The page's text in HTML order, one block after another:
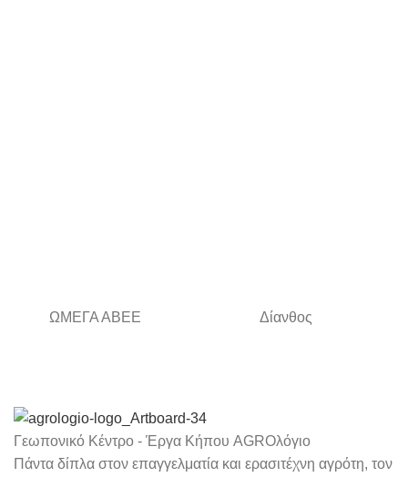
ΩΜΕΓΑ ΑΒΕΕ Δίανθος
Γεωπονικό Κέντρο - Έργα Κήπου AGROλόγιο
Πάντα δίπλα στον επαγγελματία και ερασιτέχνη αγρότη, τον